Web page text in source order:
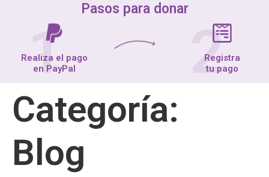
Pasos para donar
1
Realiza el pago
en PayPal
2
Registra
tu pago
Categoría:
Blog